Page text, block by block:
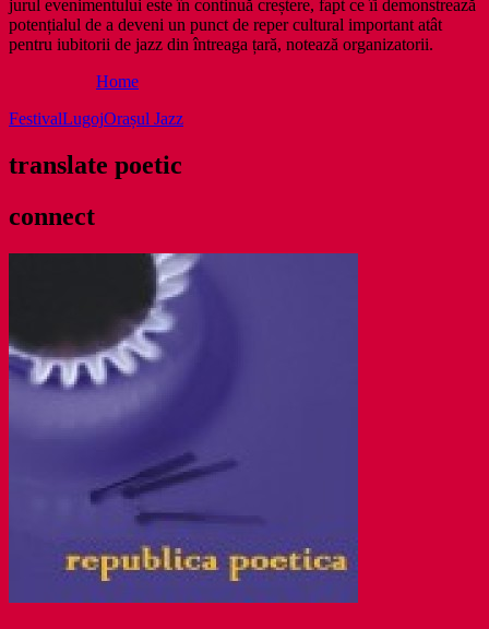
jurul evenimentului este în continuă creștere, fapt ce îi demonstrează
potențialul de a deveni un punct de reper cultural important atât
pentru iubitorii de jazz din întreaga țară, notează organizatorii.
Home
FestivalLugojOrașul Jazz
translate poetic
connect